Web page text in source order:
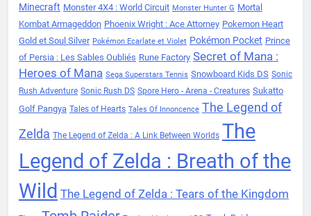
Minecraft Monster 4X4 : World Circuit Monster Hunter G Mortal
Kombat Armageddon Phoenix Wright : Ace Attorney Pokemon Heart
Gold et Soul Silver Pokémon Ecarlate et Violet Pokémon Pocket Prince
of Persia : Les Sables Oubliés Rune Factory Secret of Mana :
Heroes of Mana Sega Superstars Tennis Snowboard Kids DS Sonic
Rush Adventure Sonic Rush DS Spore Hero - Arena - Creatures Sukatto
Golf Pangya Tales of Hearts Tales Of Innoncence The Legend of
Zelda The Legend of Zelda : A Link Between Worlds The
Legend of Zelda : Breath of the
Wild The Legend of Zelda : Tears of the Kingdom